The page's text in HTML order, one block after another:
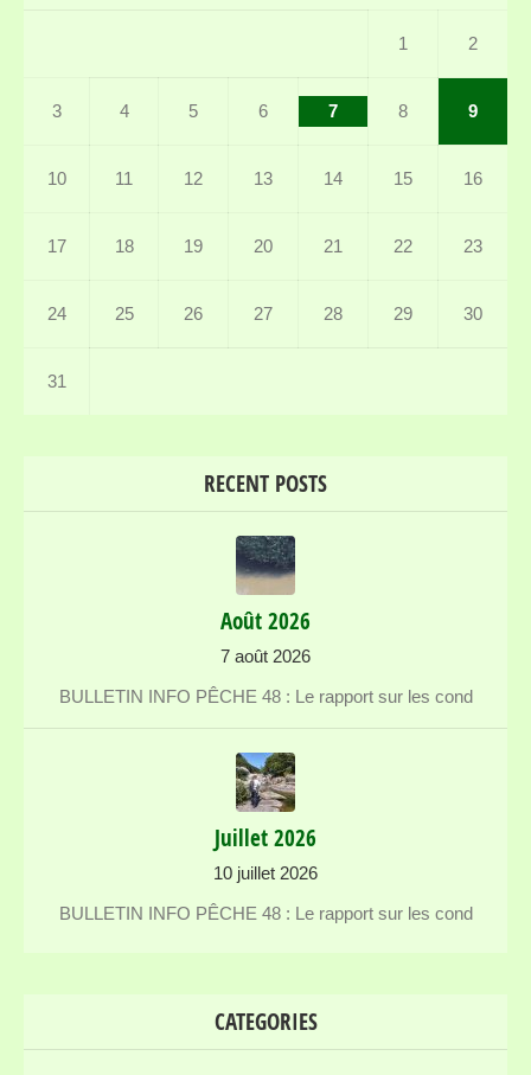
1 2
3 4 5 6 7 8 9
10 11 12 13 14 15 16
17 18 19 20 21 22 23
24 25 26 27 28 29 30
31
RECENT POSTS
Août 2026
7 août 2026
BULLETIN INFO PÊCHE 48 : Le rapport sur les cond
Juillet 2026
10 juillet 2026
BULLETIN INFO PÊCHE 48 : Le rapport sur les cond
CATEGORIES